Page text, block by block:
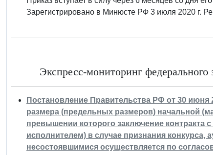
Зарегистрировано в Минюсте РФ 3 июля 2020 г.
Экспресс-мониторинг федерального
Постановление Правительства РФ от 30 июня
размера (предельных размеров) начальной
превышении которого заключение контракта
исполнителем) в случае признания конкурса,
несостоявшимися осуществляется по